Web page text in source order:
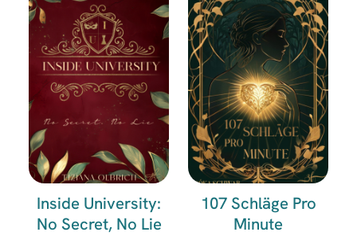
Inside University:
No Secret, No Lie
107 Schläge Pro
Minute